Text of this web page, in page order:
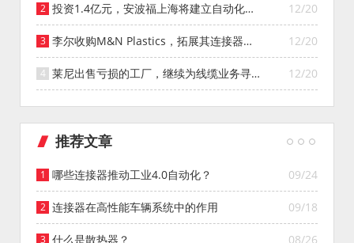
12/20
投资1.4亿元，安波福上海将建立自动化智
能仓库
12/20
李尔收购M&N Plastics，拓展其连接器系
统业务
12/20
莱尼出售亏损的工厂，继续为线缆业务寻找
投资者
推荐文章
09/24
哪些连接器推动工业4.0自动化？
09/18
连接器在高性能车辆系统中的作用
08/26
什么是散热器？